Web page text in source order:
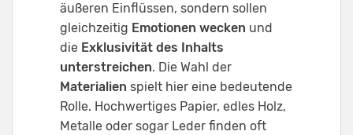
äußeren Einflüssen, sondern sollen
gleichzeitig Emotionen wecken und
die Exklusivität des Inhalts
unterstreichen. Die Wahl der
Materialien spielt hier eine bedeutende
Rolle. Hochwertiges Papier, edles Holz,
Metalle oder sogar Leder finden oft